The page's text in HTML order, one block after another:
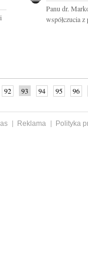
Panu dr.
współczucia
92 93 94 95
96
Reklama
Polityka